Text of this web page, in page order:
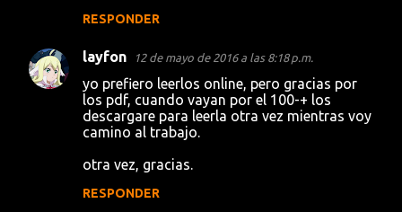
i
o
RESPONDER
layfon 12 de mayo de 2016 a las 8:18 p.m.
yo prefiero leerlos online, pero gracias por
los pdf, cuando vayan por el 100-+ los
descargare para leerla otra vez mientras voy
camino al trabajo.
otra vez, gracias.
RESPONDER